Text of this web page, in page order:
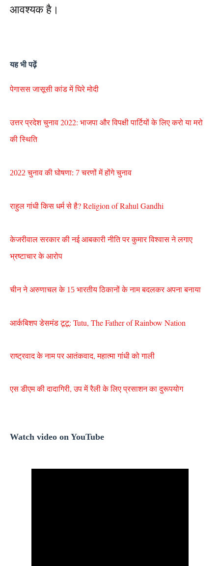
आवश्यक है।
यह भी पढ़ें
पेगासस जासूसी कांड में घिरे मोदी
उत्तर प्रदेश चुनाव 2022: भाजपा और विपक्षी पार्टियों के लिए करो या मरो
की स्थिति
2022 चुनाव की घोषणा: 7 चरणों में होंगे चुनाव
राहुल गांधी किस धर्म से है? Religion of Rahul Gandhi
केजरीवाल सरकार की नई आबकारी नीति पर कुमार विश्वास ने लगाए
भ्रष्टाचार के आरोप
चीन ने अरुणाचल के 15 भारतीय ठिकानों के नाम बदलकर अपना बनाया
आर्कबिशप डेसमंड टूटू: Tutu, The Father of Rainbow Nation
राष्ट्रवाद के नाम पर आतंकवाद, महात्मा गांधी को गाली
एस डीएम की दादागिरी, उप में रैली के लिए प्रसाशन का दुरूपयोग
Watch video on YouTube